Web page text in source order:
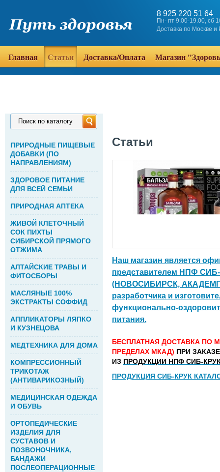
8 925 220 51 64
Пн- пт 9.00-19.00, сб
Доставка по Москве и
Главная Статьи Доставка/Оплата Магазин
Поиск по каталогу
ПРИРОДНЫЕ ПИЩЕВЫЕ
ДОБАВКИ (ПО
НАПРАВЛЕНИЯМ)
ЗДОРОВОЕ ПИТАНИЕ
ДЛЯ ВСЕЙ СЕМЬИ
ПРИРОДНАЯ АПТЕКА
ЖИВОЙ КЛЕТОЧНЫЙ
СОК ПИХТЫ
СИБИРСКОЙ ПРЯМОГО
ОТЖИМА
АЛТАЙСКИЕ ТРАВЫ И
ФИТОСБОРЫ
МАСЛЯНЫЕ 100%
ЭКСТРАКТЫ СОФФИД
АППЛИКАТОРЫ ЛЯПКО
И КУЗНЕЦОВА
МЕДТЕХНИКА ДЛЯ ДОМА
КОМПРЕССИОННЫЙ
ТРИКОТАЖ
(АНТИВАРИКОЗНЫЙ)
МЕДИЦИНСКАЯ ОДЕЖДА
И ОБУВЬ
ОРТОПЕДИЧЕСКИЕ
ИЗДЕЛИЯ ДЛЯ
СУСТАВОВ И
ПОЗВОНОЧНИКА,
БАНДАЖИ
ПОСЛЕОПЕРАЦИОННЫЕ
Статьи
Наш магазин является
представителем НПФ
(НОВОСИБИРСК,
разработчика и
функционально-
питания.
БЕСПЛАТНАЯ ДОСТАВКА ПО
ПРЕДЕЛАХ МКАД) ПРИ
ИЗ ПРОДУКЦИИ НПФ СИБ-
ПРОДУКЦИЯ СИБ-КРУК